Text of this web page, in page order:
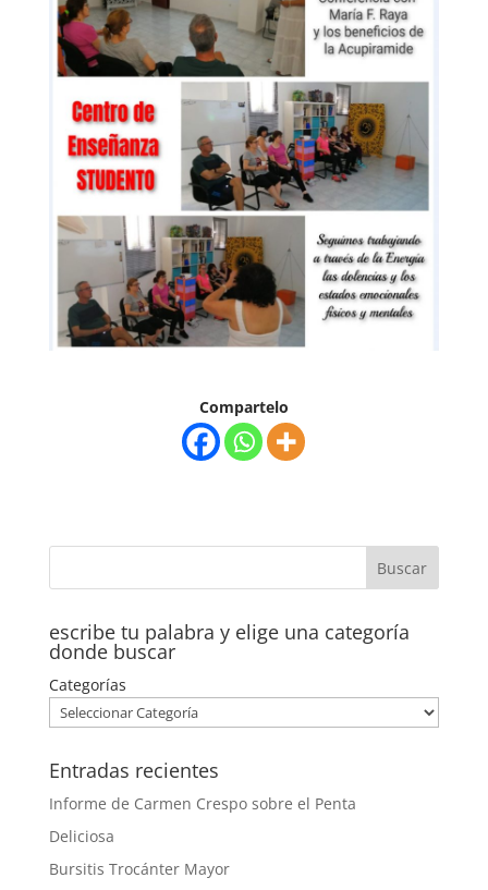
Compartelo
escribe tu palabra y elige una categoría
donde buscar
Categorías
Entradas recientes
Informe de Carmen Crespo sobre el Penta
Deliciosa
Bursitis Trocánter Mayor